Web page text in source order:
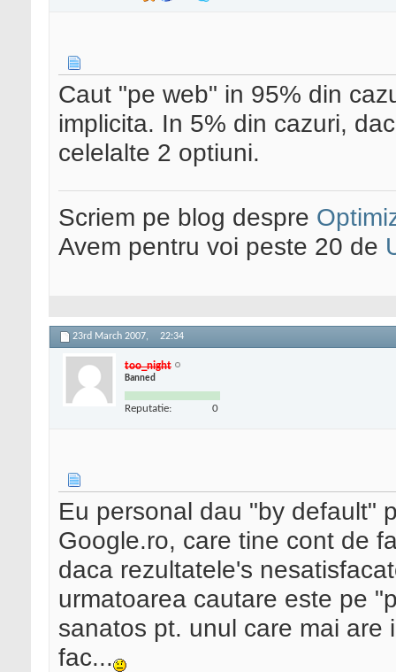
Caut "pe web" in 95% din
implicita. In 5% din cazuri,
celelalte 2 optiuni.
Scriem pe blog despre
Avem pentru voi peste 20 de
23rd March 2007, 22:34
too_night
Banned
Reputatie: 0
Eu personal dau "by default"
Google.ro, care tine cont de
daca rezultatele's
urmatoarea cautare este pe
sanatos pt. unul care mai
fac...